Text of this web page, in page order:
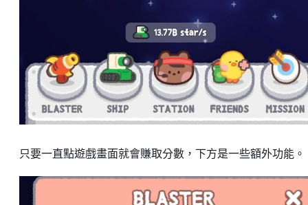
只要一直點遊戲畫面就會賺取分數，下方是一些額外功能。